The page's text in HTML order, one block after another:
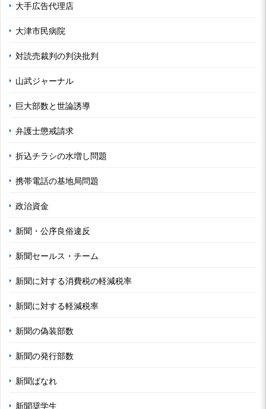
大手広告代理店
大津市民病院
対読売裁判の判決批判
山武ジャーナル
巨大部数と世論誘導
弁護士懲戒請求
折込チラシの水増し問題
携帯電話の基地局問題
政治資金
新聞・公序良俗違反
新聞セールス・チーム
新聞に対する消費税の軽減税率
新聞に対する軽減税率
新聞の偽装部数
新聞の発行部数
新聞ばなれ
新聞奨学生